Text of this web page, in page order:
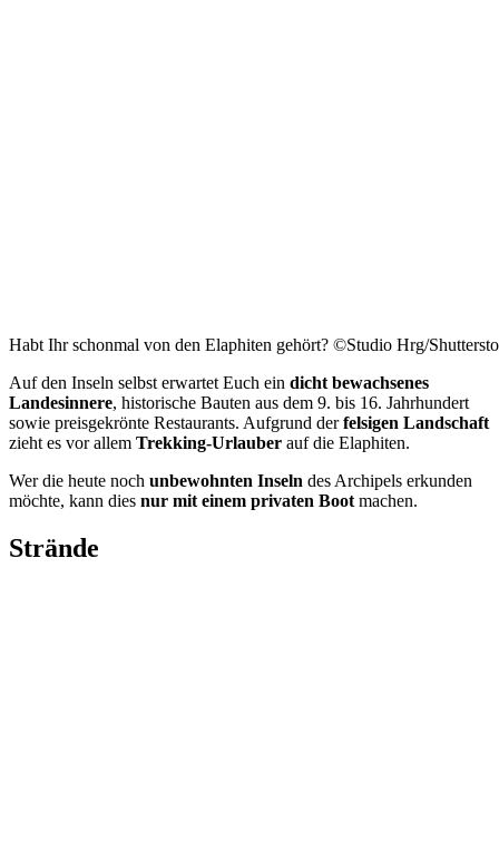
Habt Ihr schonmal von den Elaphiten gehört? ©Studio Hrg/
Auf den Inseln selbst erwartet Euch ein dicht bewachsenes
Landesinnere, historische Bauten aus dem 9. bis 16. Jahrhundert
sowie preisgekrönte Restaurants. Aufgrund derfelsigen Landschaft
zieht es vor allem Trekking-Urlauber auf die Elaphiten.
Wer die heute noch unbewohnten Inseln des Archipels erkunden
möchte, kann dies nur mit einem privaten Boot machen.
Strände